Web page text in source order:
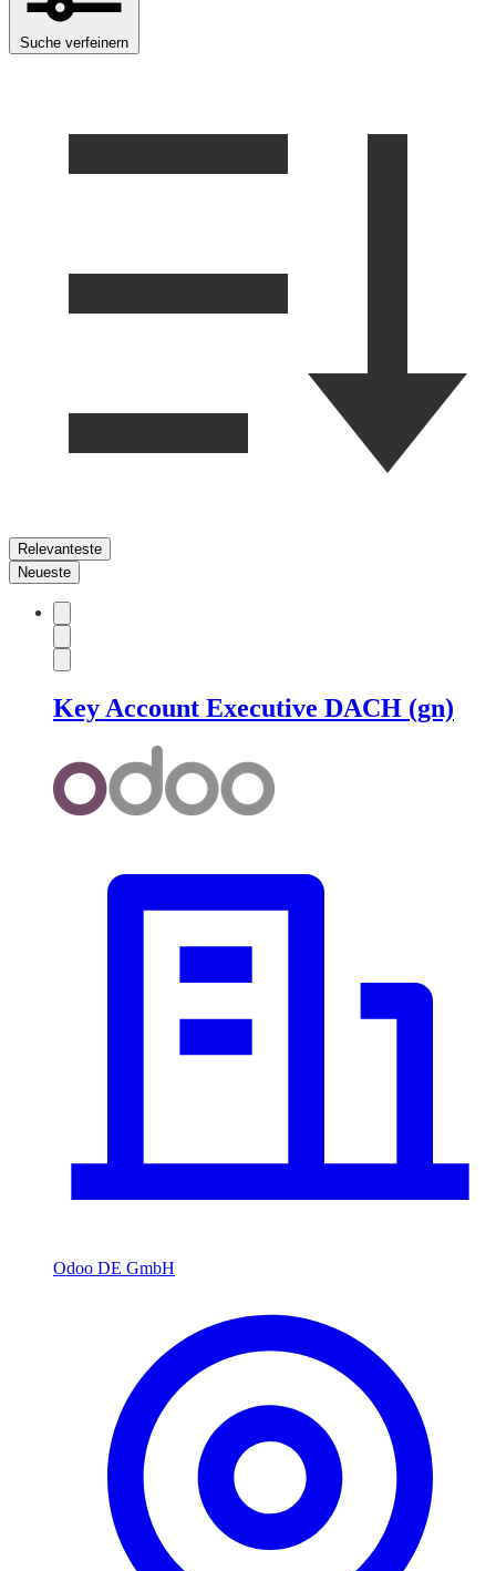
Suche verfeinern
Relevanteste
Neueste
Key Account Executive DACH (gn)
Odoo DE GmbH